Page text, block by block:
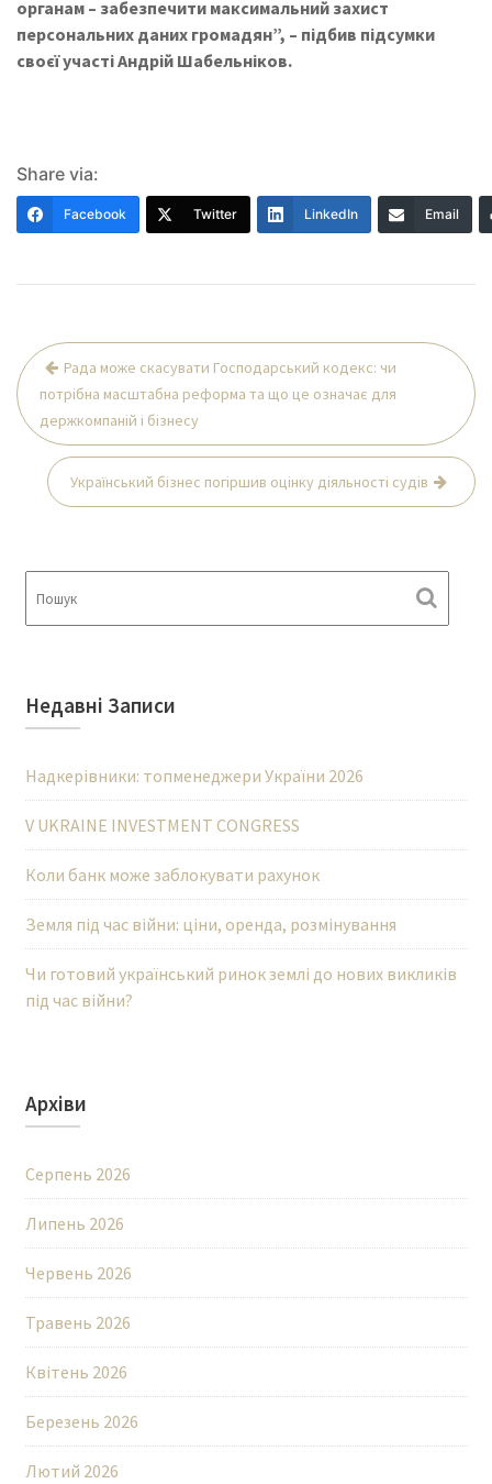
органам – забезпечити максимальний захист
персональних даних громадян”, – підбив підсумки
своєї участі Андрій Шабельніков.
Share via:
Facebook Twitter LinkedIn Email
Навігація
записів
Рада може скасувати Господарський кодекс: чи
потрібна масштабна реформа та що це означає для
держкомпаній і бізнесу
Український бізнес погіршив оцінку діяльності судів
Недавні Записи
Надкерівники: топменеджери України 2026
V UKRAINE INVESTMENT CONGRESS
Коли банк може заблокувати рахунок
Земля під час війни: ціни, оренда, розмінування
Чи готовий український ринок землі до нових викликів
під час війни?
Архіви
Серпень 2026
Липень 2026
Червень 2026
Травень 2026
Квітень 2026
Березень 2026
Лютий 2026